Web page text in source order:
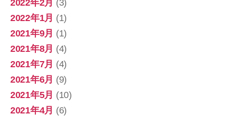
2022年2月 (3)
2022年1月 (1)
2021年9月 (1)
2021年8月 (4)
2021年7月 (4)
2021年6月 (9)
2021年5月 (10)
2021年4月 (6)